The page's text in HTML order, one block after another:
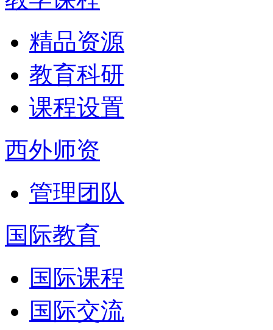
精品资源
教育科研
课程设置
西外师资
管理团队
国际教育
国际课程
国际交流